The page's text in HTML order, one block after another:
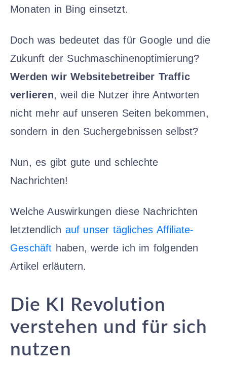
Monaten in Bing einsetzt.
Doch was bedeutet das für Google und die
Zukunft der Suchmaschinenoptimierung?
Werden wir Websitebetreiber Traffic
verlieren, weil die Nutzer ihre Antworten
nicht mehr auf unseren Seiten bekommen,
sondern in den Suchergebnissen selbst?
Nun, es gibt gute und schlechte
Nachrichten!
Welche Auswirkungen diese Nachrichten
letztendlich auf unser tägliches Affiliate-
Geschäft haben, werde ich im folgenden
Artikel erläutern.
Die KI Revolution
verstehen und für sich
nutzen